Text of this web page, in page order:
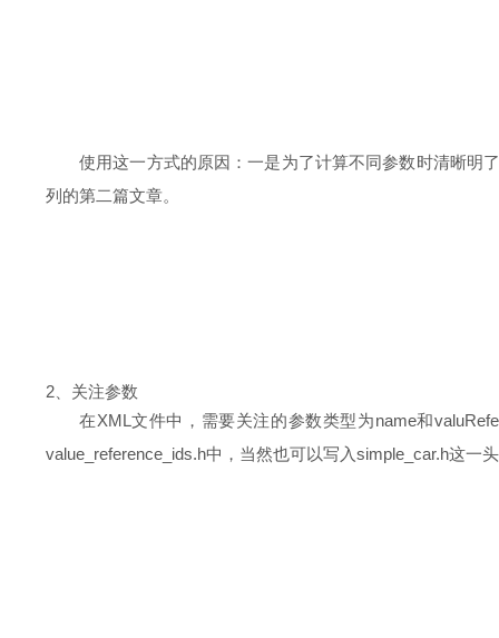
使用这一方式的原因：一是为了计算不同参数时清晰明
列的第二篇文章。
2、关注参数
在XML文件中，需要关注的参数类型为name和
value_reference_ids.h中，当然也可以写入simple_car.h这一